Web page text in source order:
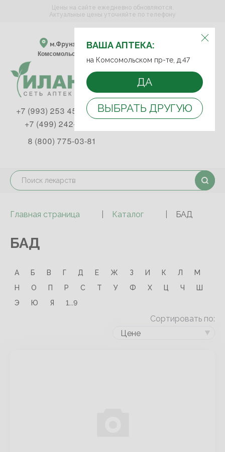
ВЫБЕРИТЕ АПТЕКУ:
м.Фрунзенская м.Спортивная
Комсомольский пр-т, д. 47
ВАША АПТЕКА:
на Комсомольском пр-те, д.47
ДА
ВЫБРАТЬ ДРУГУЮ
Цены на сайте ежедневно обновляются.
Актуальные цены уточняйте по телефону
+7 (993) 253 45 93
+7 (499) 242-90-85
8 (800) 775-03-81
Главная страница Каталог БАД
БАД
А Б В Г Д Е Ж З И К Л
М
Н
О П Р С Т У Ф Х Ц Ч
Ш
Э
Ю Я 1...9
Сортировать по:
Цене